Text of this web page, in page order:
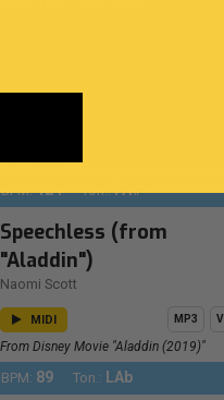
Naomi Rivieccio
From Disney Movie "Aladdin (2019)"
BPM:124 Ton.:FA# -
Speechless (from
"Aladdin")
Naomi Scott
MIDI MP3
From Disney Movie "Aladdin (2019)"
BPM: 89 Ton.: LAb